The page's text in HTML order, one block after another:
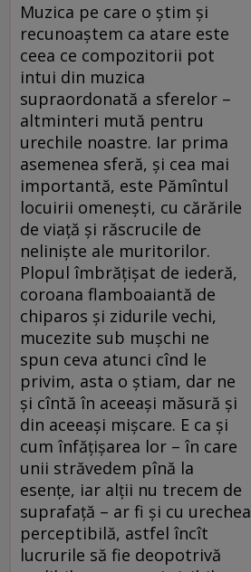
Muzica pe care o ştim şi
recunoaştem ca atare este
ceea ce compozitorii pot
intui din muzica
supraordonată a sferelor –
altminteri mută pentru
urechile noastre. Iar prima
asemenea sferă, şi cea mai
importantă, este Pămîntul
locuirii omeneşti, cu cărările
de viaţă şi răscrucile de
nelinişte ale muritorilor.
Plopul îmbrăţişat de iederă,
coroana flamboaiantă de
chiparos şi zidurile vechi,
mucezite sub muşchi ne
spun ceva atunci cînd le
privim, asta o ştiam, dar ne
şi cîntă în aceeaşi măsură şi
din aceeaşi mişcare. E ca şi
cum înfăţişarea lor – în care
unii străvedem pînă la
esenţe, iar alţii nu trecem de
suprafaţă – ar fi şi cu urechea
perceptibilă, astfel încît
lucrurile să fie deopotrivă